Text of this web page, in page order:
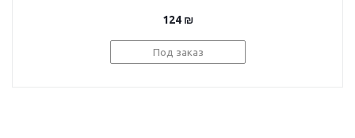
124 ₪
Под заказ